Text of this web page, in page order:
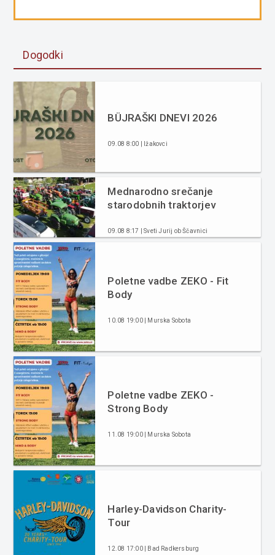
Dogodki
BÜJRAŠKI DNEVI 2026
09.08 8:00 | Ižakovci
Mednarodno srečanje
starodobnih traktorjev
09.08 8:17 | Sveti Jurij ob Ščavnici
Poletne vadbe ZEKO - Fit
Body
10.08 19:00 | Murska Sobota
Poletne vadbe ZEKO -
Strong Body
11.08 19:00 | Murska Sobota
Harley-Davidson Charity-
Tour
12.08 17:00 | Bad Radkersburg